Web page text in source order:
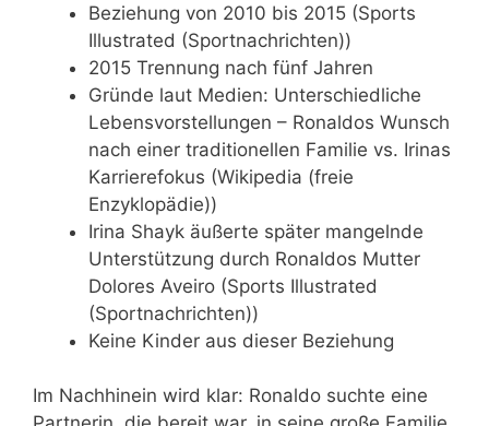
Beziehung von 2010 bis 2015 (Sports
Illustrated (Sportnachrichten))
2015 Trennung nach fünf Jahren
Gründe laut Medien: Unterschiedliche
Lebensvorstellungen – Ronaldos Wunsch
nach einer traditionellen Familie vs. Irinas
Karrierefokus (Wikipedia (freie
Enzyklopädie))
Irina Shayk äußerte später mangelnde
Unterstützung durch Ronaldos Mutter
Dolores Aveiro (Sports Illustrated
(Sportnachrichten))
Keine Kinder aus dieser Beziehung
Im Nachhinein wird klar: Ronaldo suchte eine